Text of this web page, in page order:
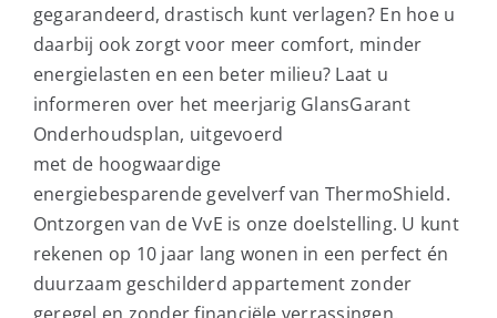
gegarandeerd, drastisch kunt verlagen? En hoe u
daarbij ook zorgt voor meer comfort, minder
energielasten en een beter milieu? Laat u
informeren over het meerjarig GlansGarant
Onderhoudsplan, uitgevoerd
met de hoogwaardige
energiebesparende gevelverf van ThermoShield.
Ontzorgen van de VvE is onze doelstelling. U kunt
rekenen op 10 jaar lang wonen in een perfect én
duurzaam geschilderd appartement zonder
geregel en zonder financiële verrassingen.